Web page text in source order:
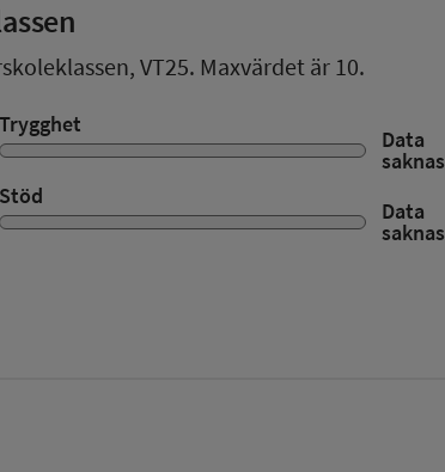
VT25. Maxvärdet är 10.
Trygghet
Data
saknas
Stöd
Data
saknas